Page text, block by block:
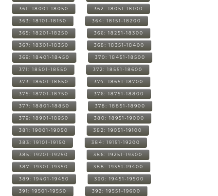
361: 18001-18050 362: 18051-18100
363: 18101-18150 364: 18151-18200
365: 18201-18250 366: 18251-18300
367: 18301-18350 368: 18351-18400
369: 18401-18450 370: 18451-18500
371: 18501-18550 372: 18551-18600
373: 18601-18650 374: 18651-18700
375: 18701-18750 376: 18751-18800
377: 18801-18850 378: 18851-18900
379: 18901-18950 380: 18951-19000
381: 19001-19050 382: 19051-19100
383: 19101-19150 384: 19151-19200
385: 19201-19250 386: 19251-19300
387: 19301-19350 388: 19351-19400
389: 19401-19450 390: 19451-19500
391: 19501-19550 392: 19551-19600